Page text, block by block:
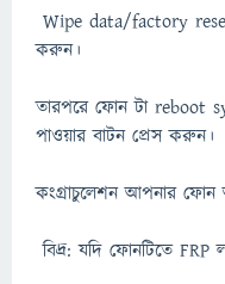
Wipe data/factory
করুন।
তারপরে ফোন টা reboot
পাওয়ার বাটন প্রেস করুন।
কংগ্রাচুলেশন আপনার ফোন
বিদ্র: যদি ফোনটিতে